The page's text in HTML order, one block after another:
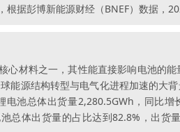
根据彭博新能源财经（BNEF）数据，
心材料之一，其性能直接影响电池的
能源结构转型与电气化进程加速的大
电池总体出货量2,280.5GWh，同比
总体出货量的占比达到82.8%，出